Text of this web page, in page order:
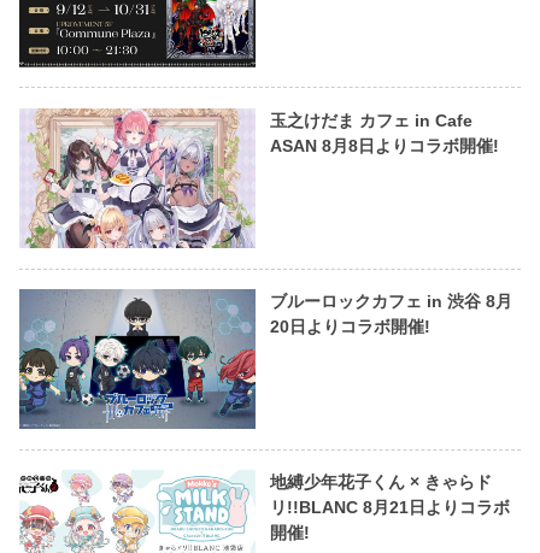
玉之けだま カフェ in Cafe
ASAN 8月8日よりコラボ開催!
ブルーロックカフェ in 渋谷 8月
20日よりコラボ開催!
地縛少年花子くん × きゃらド
リ!!BLANC 8月21日よりコラボ
開催!